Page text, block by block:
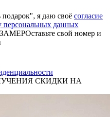
я даю своё согласие
персональных данных
Оставьте свой номер и
СКИДКИ НА